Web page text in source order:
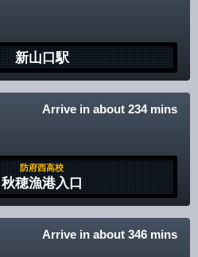
Disclaimer
新山口駅
Arrive in about 234 mins
防府西高校
秋穂漁港入口
Arrive in about 346 mins